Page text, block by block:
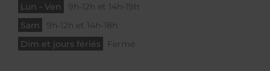
Lun - Ven
9h-12h et 14h-19h
Sam
9h-12h et 14h-18h
Dim et jours fériés
Fermé